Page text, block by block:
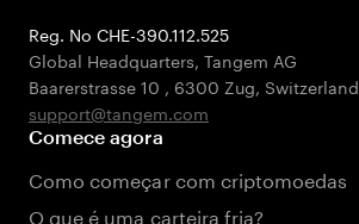
Reg. No CHE-390.112.525
Global Headquarters, Tangem AG
Baarerstrasse 10 , 6300 Zug, Switzerland
support@tangem.com
Comece agora
Como começar com criptomoedas
O que é uma carteira fria?